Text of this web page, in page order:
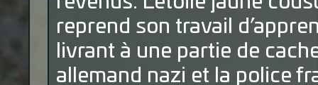
reprend son travail
livrant à une partie de
allemand nazi et la police